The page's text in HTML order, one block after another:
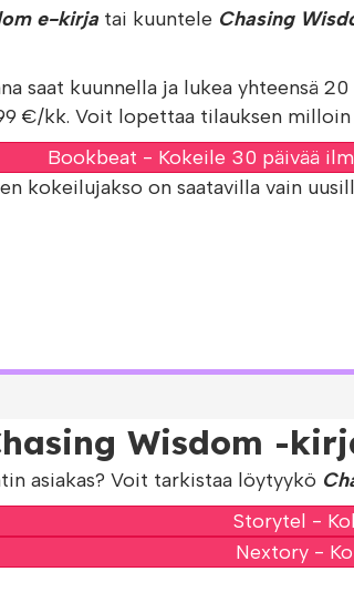
e-kirja tai kuuntele Chasing
saat kuunnella ja lukea yhteensä
€/kk. Voit lopettaa tilauksen milloin
Bookbeat - Kokeile 30 päivää
kokeilujakso on saatavilla vain
Wisdom -
asiakas? Voit tarkistaa löytyykö
Storytel -
Nextory -